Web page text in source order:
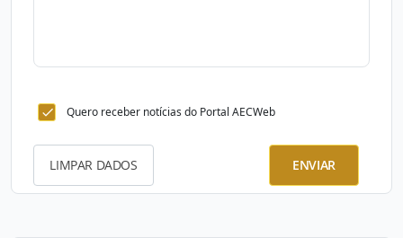
Quero receber notícias do Portal AECWeb
LIMPAR DADOS ENVIAR